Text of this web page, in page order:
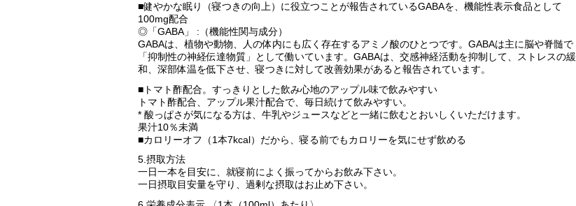
■健やかな眠り（寝つきの向上）に役立つことが報告されているGABAを、機能性表示食品として
100mg配合
◎「GABA」 :（機能性関与成分）
GABAは、植物や動物、人の体内にも広く存在するアミノ酸のひとつです。GABAは主に脳や脊髄で
「抑制性の神経伝達物質」として働いています。GABAは、交感神経活動を抑制して、ストレスの緩
和、深部体温を低下させ、寝つきに対して改善効果があると報告されています。
■トマト酢配合。すっきりとした飲み心地のアップル味で飲みやすい
トマト酢配合、アップル果汁配合で、毎日続けて飲みやすい。
* 酸っぱさが気になる方は、牛乳やジュースなどと一緒に飲むとおいしくいただけます。
果汁10％未満
■カロリーオフ（1本7kcal）だから、寝る前でもカロリーを気にせず飲める
5.摂取方法
一日一本を目安に、就寝前によく振ってからお飲み下さい。
一日摂取目安量を守り、過剰な摂取はお止め下さい。